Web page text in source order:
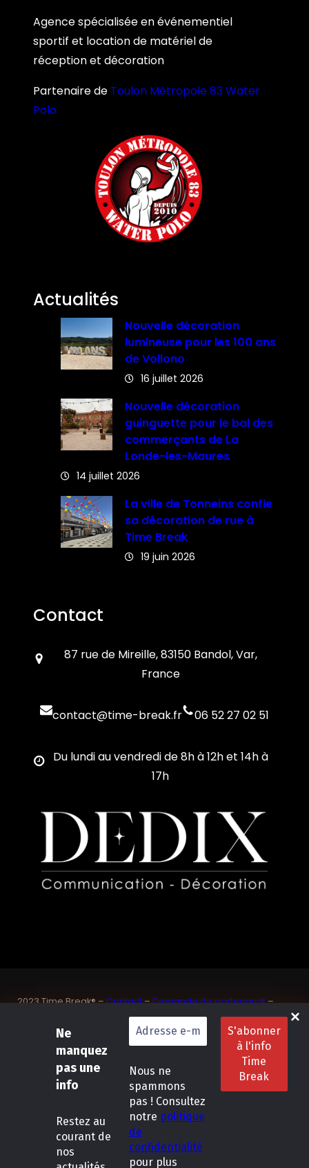
Ne
manquez
pas une
info
Restez au
courant de
nos
Nous ne
spammons
pas ! Consultez
notre politique
de
confidentialité
pour plus
Agence spécialisée en événementiel
sportif et location de matériel de
réception et décoration
Partenaire de Toulon Métropole 83 Water
Polo
Actualités
Nouvelle décoration
lumineuse pour les 100 ans
de Vollono
16 juillet 2026
Nouvelle décoration
guinguette pour le bal des
commerçants de La
Londe-les-Maures
14 juillet 2026
La ville de Tonneins confie
sa décoration de rue à
Time Break
19 juin 2026
Contact
87 rue de Mireille, 83150 Bandol, Var,
France
contact@time-break.fr 06 52 27 02 51
Du lundi au vendredi de 8h à 12h et 14h à
17h
2023 Time Break® –Contact–Demande de partenariat–
Sponsoriser un joueur de padel français
SASU Dedix Communication – 87 rue de Mireille – 83 150
Bandol – Var
Conditions
générales de location
Follow Us :LinkedIn
Instagram